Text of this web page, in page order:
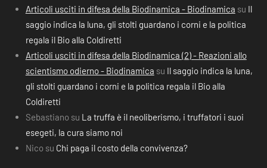
Articoli usciti in difesa della Biodinamica - Biodinamica su Il
saggio indica la luna, gli stolti guardano i corni e la politica
regala il Bio alla Coldiretti
Articoli usciti in difesa della Biodinamica (2) - Reazioni allo
scientismo odierno - Biodinamica su Il saggio indica la luna,
gli stolti guardano i corni e la politica regala il Bio alla
Coldiretti
Sebastiano su La truffa è il neoliberismo, i truffatori i suoi
esegeti, la cura siamo noi
Nico su Chi paga il costo della convivenza?